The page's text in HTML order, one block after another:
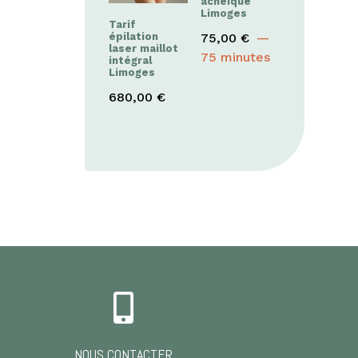
Tarif
épilation
laser maillot
intégral
Limoges
680,00 €
Limoges
75,00€
75 minutes
